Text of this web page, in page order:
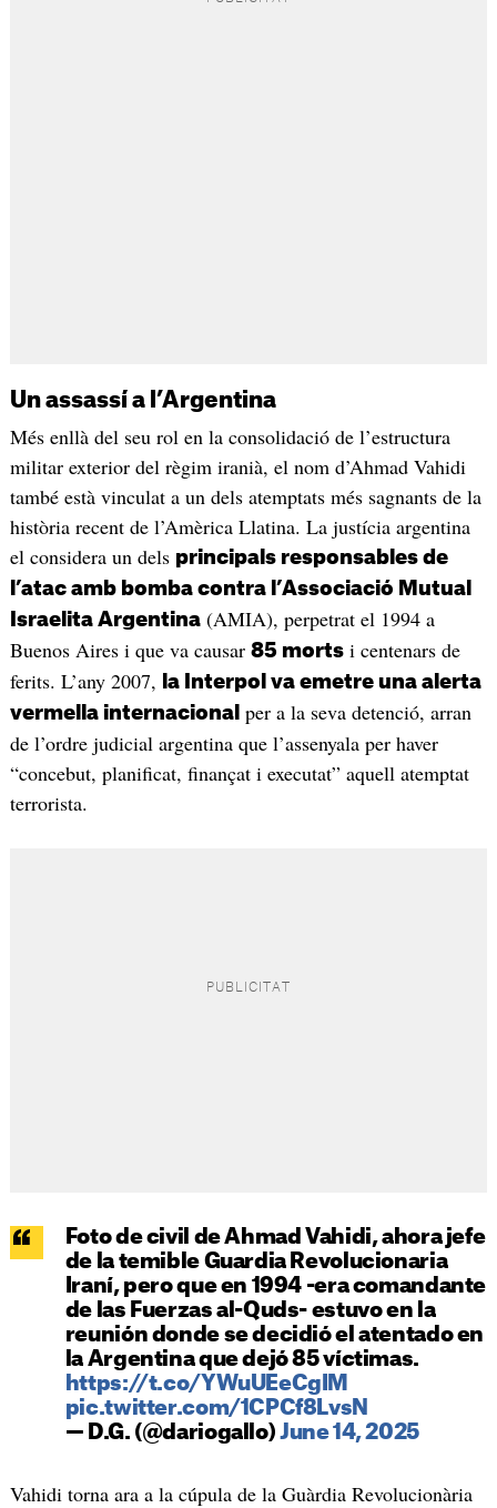
Un assassí a l’Argentina
Més enllà del seu rol en la consolidació de l’estructura
militar exterior del règim iranià, el nom d’Ahmad Vahidi
també està vinculat a un dels atemptats més sagnants de la
història recent de l’Amèrica Llatina. La justícia argentina
el considera un dels principals responsables de
l’atac amb bomba contra l’Associació Mutual
Israelita Argentina(AMIA), perpetrat el 1994 a
Buenos Aires i que va causar 85 mortsi centenars de
ferits. L’any 2007,
la Interpol va emetre una alerta
vermella internacional per a la seva detenció, arran
de l’ordre judicial argentina que l’assenyala per haver
“concebut, planificat, finançat i executat” aquell atemptat
terrorista.
Foto de civil de Ahmad Vahidi, ahora jefe
de la temible Guardia Revolucionaria
Iraní, pero que en 1994 -era comandante
de las Fuerzas al-Quds- estuvo en la
reunión donde se decidió el atentado en
la Argentina que dejó 85 víctimas.
https://t.co/YWuUEeCgIM
pic.twitter.com/1CPCf8LvsN
— D.G. (@dariogallo) June 14, 2025
Vahidi torna ara a la cúpula de la Guàrdia Revolucionària